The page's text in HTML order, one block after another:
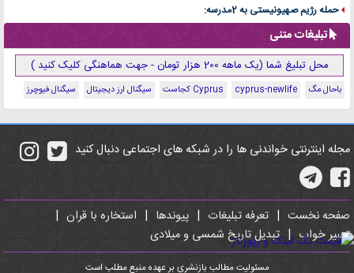
حمله رژیم صهیونیستی به 2مدرسه:
تبلیغات متنی
محل تبلیغ شما (یک ماهه 200 هزار تومان - جهت هماهنگی کلیک کنید )
باحال مگ cyprus-newlife Cyprus کجاست سیگنال ارز دیجیتال سیگنال فیوچرز
مجله اینترنتی خواندنی ها را در شبکه های اجتماعی دنبال کنید
صفحه نخست | تعرفه تبلیغات | پیوندها | استخاره با قران |
تعبیر خواب | تبدیل تاریخ شمسی و میلادی
مسئولیت مطالب بازنشری بر عهده منبع مطلب است